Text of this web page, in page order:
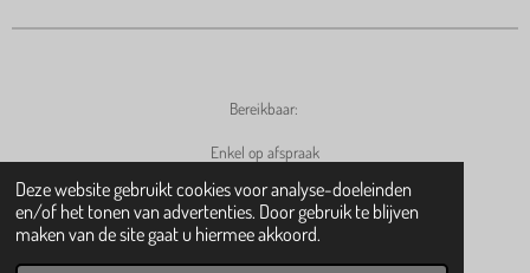
Deze website gebruikt cookies voor analyse-doeleinden
en/of het tonen van advertenties. Door gebruik te blijven
maken van de site gaat u hiermee akkoord.
b
a
a
s
Bereikbaar:
Enkel op afspraak